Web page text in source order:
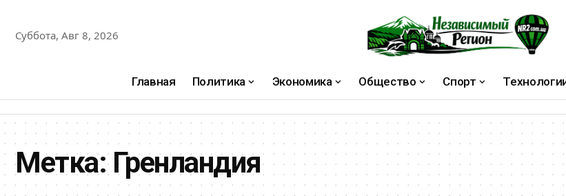
Суббота, Авг 8, 2026
Главная Политика Экономика Общество Спорт
Метка:Гренландия